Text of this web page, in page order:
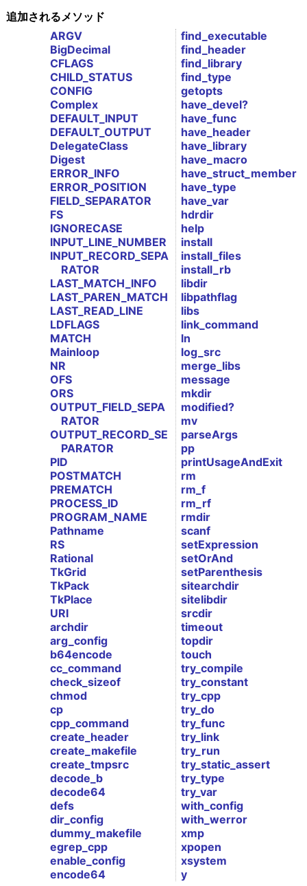
追加されるメソッド
ARGV
BigDecimal
CFLAGS
CHILD_STATUS
CONFIG
Complex
DEFAULT_INPUT
DEFAULT_OUTPUT
DelegateClass
Digest
ERROR_INFO
ERROR_POSITION
FIELD_SEPARATOR
FS
IGNORECASE
INPUT_LINE_NUMBER
INPUT_RECORD_SEPA
RATOR
LAST_MATCH_INFO
LAST_PAREN_MATCH
LAST_READ_LINE
LDFLAGS
MATCH
Mainloop
NR
OFS
ORS
OUTPUT_FIELD_SEPA
RATOR
OUTPUT_RECORD_SE
PARATOR
PID
POSTMATCH
PREMATCH
PROCESS_ID
PROGRAM_NAME
Pathname
RS
Rational
TkGrid
TkPack
TkPlace
URI
archdir
arg_config
b64encode
cc_command
check_sizeof
chmod
cp
cpp_command
create_header
create_makefile
create_tmpsrc
decode_b
decode64
defs
dir_config
dummy_makefile
egrep_cpp
enable_config
encode64
find_executable
find_header
find_library
find_type
getopts
have_devel?
have_func
have_header
have_library
have_macro
have_struct_member
have_type
have_var
hdrdir
help
install
install_files
install_rb
libdir
libpathflag
libs
link_command
ln
log_src
merge_libs
message
mkdir
modified?
mv
parseArgs
pp
printUsageAndExit
rm
rm_f
rm_rf
rmdir
scanf
setExpression
setOrAnd
setParenthesis
sitearchdir
sitelibdir
srcdir
timeout
topdir
touch
try_compile
try_constant
try_cpp
try_do
try_func
try_link
try_run
try_static_assert
try_type
try_var
with_config
with_werror
xmp
xpopen
xsystem
y